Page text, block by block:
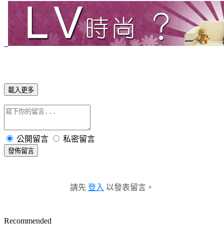
載入更多
公開留言 私密留言
發佈留言
請先 登入 以發表留言。
Recommended